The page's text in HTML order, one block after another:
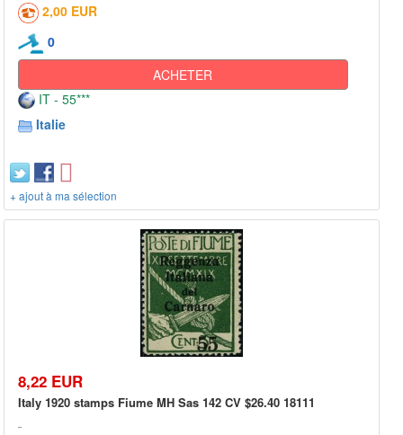
2,00 EUR
0
ACHETER
IT - 55***
Italie
+ ajout à ma sélection
8,22 EUR
Italy 1920 stamps Fiume MH Sas 142 CV $26.40 18111